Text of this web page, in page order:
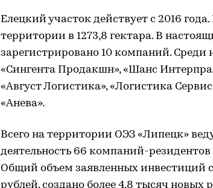
Елецкий участок действует с 2016
территории в 1273,8 гектара. В
зарегистрировано 10 компаний.
«Сингента Продакшн», «Шанс
«Август Логистика», «Логистика
«Анева».
Всего на территории ОЭЗ «Липецк»
деятельность 66 компаний-резидентов
Общий объем заявленных инвестиций
рублей, создано более 4,8 тысяч новых